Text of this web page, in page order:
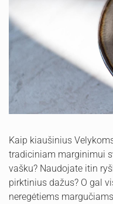
Kaip kiaušinius
tradiciniam marginimui
vašku? Naudojate itin
pirktinius dažus? O gal
neregėtiems